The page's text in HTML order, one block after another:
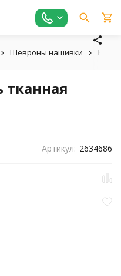
Шевроны нашивки
тканная
Артикул: 2634686